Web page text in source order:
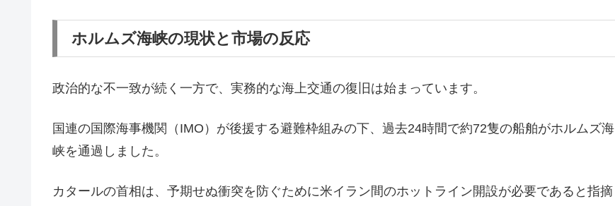
ホルムズ海峡の現状と市場の反応
政治的な不一致が続く一方で、実務的な海上交通の復旧は始まっています。
国連の国際海事機関（IMO）が後援する避難枠組みの下、過去24時間で約72隻の船舶がホルムズ海
峡を通過しました。
カタールの首相は、予期せぬ衝突を防ぐために米イラン間のホットライン開設が必要であると指摘